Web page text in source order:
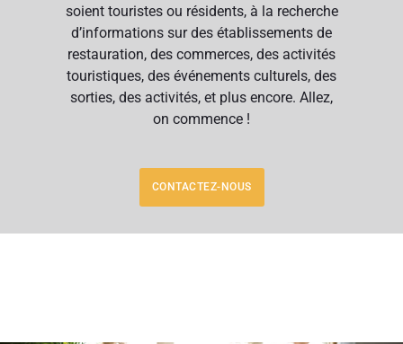
soient touristes ou résidents, à la recherche
d’informations sur des établissements de
restauration, des commerces, des activités
touristiques, des événements culturels, des
sorties, des activités, et plus encore. Allez,
on commence !
CONTACTEZ-NOUS